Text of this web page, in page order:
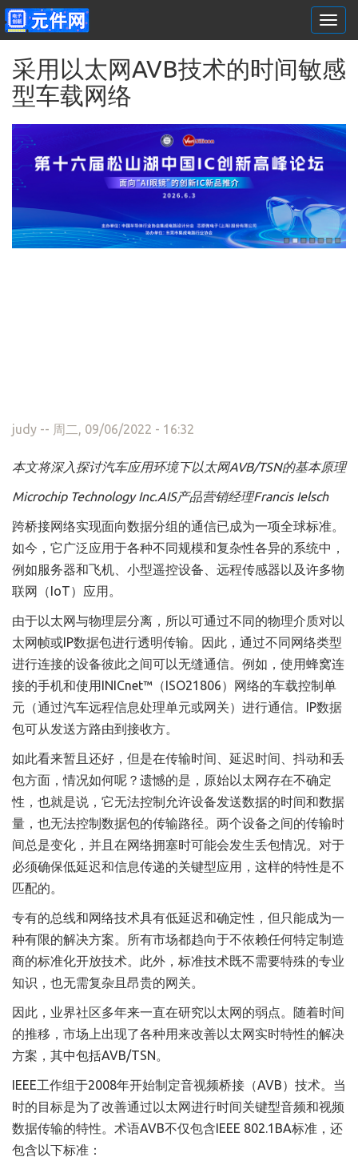
采用以太网AVB技术的时间敏感
型车载网络
judy -- 周二, 09/06/2022 - 16:32
本文将深入探讨汽车应用环境下以太网AVB/TSN的基本原理
Microchip Technology Inc.AIS产品营销经理Francis Ielsch
跨桥接网络实现面向数据分组的通信已成为一项全球标准。
如今，它广泛应用于各种不同规模和复杂性各异的系统中，
例如服务器和飞机、小型遥控设备、远程传感器以及许多物
联网（IoT）应用。
由于以太网与物理层分离，所以可通过不同的物理介质对以
太网帧或IP数据包进行透明传输。因此，通过不同网络类型
进行连接的设备彼此之间可以无缝通信。例如，使用蜂窝连
接的手机和使用INICnet™（ISO21806）网络的车载控制单
元（通过汽车远程信息处理单元或网关）进行通信。IP数据
包可从发送方路由到接收方。
如此看来暂且还好，但是在传输时间、延迟时间、抖动和丢
包方面，情况如何呢？遗憾的是，原始以太网存在不确定
性，也就是说，它无法控制允许设备发送数据的时间和数据
量，也无法控制数据包的传输路径。两个设备之间的传输时
间总是变化，并且在网络拥塞时可能会发生丢包情况。对于
必须确保低延迟和信息传递的关键型应用，这样的特性是不
匹配的。
专有的总线和网络技术具有低延迟和确定性，但只能成为一
种有限的解决方案。所有市场都趋向于不依赖任何特定制造
商的标准化开放技术。此外，标准技术既不需要特殊的专业
知识，也无需复杂且昂贵的网关。
因此，业界社区多年来一直在研究以太网的弱点。随着时间
的推移，市场上出现了各种用来改善以太网实时特性的解决
方案，其中包括AVB/TSN。
IEEE工作组于2008年开始制定音视频桥接（AVB）技术。当
时的目标是为了改善通过以太网进行时间关键型音频和视频
数据传输的特性。术语AVB不仅包含IEEE 802.1BA标准，还
包含以下标准：